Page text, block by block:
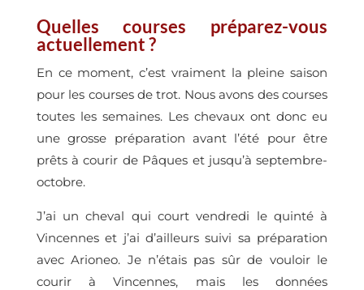
Quelles courses préparez-vous
actuellement ?
En ce moment, c’est vraiment la pleine saison
pour les courses de trot. Nous avons des courses
toutes les semaines. Les chevaux ont donc eu
une grosse préparation avant l’été pour être
prêts à courir de Pâques et jusqu’à septembre-
octobre.
J’ai un cheval qui court vendredi le quinté à
Vincennes et j’ai d’ailleurs suivi sa préparation
avec Arioneo. Je n’étais pas sûr de vouloir le
courir à Vincennes, mais les données